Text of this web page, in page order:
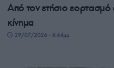
Από τον ετήσιο
κίνημα
29/07/2026 - 4:44μμ